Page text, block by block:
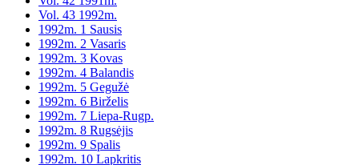
Vol. 43 1992m.
1992m. 1 Sausis
1992m. 2 Vasaris
1992m. 3 Kovas
1992m. 4 Balandis
1992m. 5 Gegužė
1992m. 6 Birželis
1992m. 7 Liepa-Rugp.
1992m. 8 Rugsėjis
1992m. 9 Spalis
1992m. 10 Lapkritis